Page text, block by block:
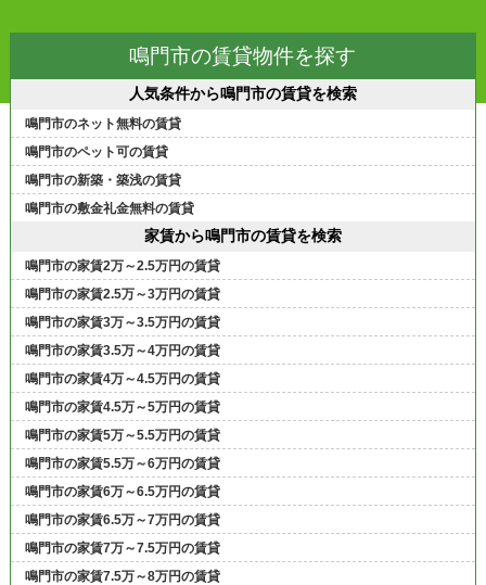
鳴門市の賃貸物件を探す
人気条件から鳴門市の賃貸を検索
鳴門市のネット無料の賃貸
鳴門市のペット可の賃貸
鳴門市の新築・築浅の賃貸
鳴門市の敷金礼金無料の賃貸
家賃から鳴門市の賃貸を検索
鳴門市の家賃2万～2.5万円の賃貸
鳴門市の家賃2.5万～3万円の賃貸
鳴門市の家賃3万～3.5万円の賃貸
鳴門市の家賃3.5万～4万円の賃貸
鳴門市の家賃4万～4.5万円の賃貸
鳴門市の家賃4.5万～5万円の賃貸
鳴門市の家賃5万～5.5万円の賃貸
鳴門市の家賃5.5万～6万円の賃貸
鳴門市の家賃6万～6.5万円の賃貸
鳴門市の家賃6.5万～7万円の賃貸
鳴門市の家賃7万～7.5万円の賃貸
鳴門市の家賃7.5万～8万円の賃貸